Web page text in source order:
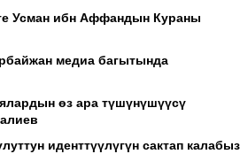
Усман ибн Аффандын Кураны
медиа багытында
өз ара түшүнүшүүсү
иденттүүлүгүн сактап калабыз